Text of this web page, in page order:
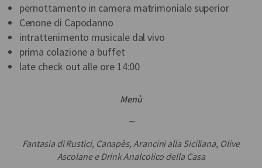
pernottamento in camera matrimoniale superior
Cenone di Capodanno
intrattenimento musicale dal vivo
prima colazione a buffet
late check out alle ore 14:00
Menù
∼
Fantasia di Rustici, Canapès, Arancini alla Siciliana, Olive
Ascolane e Drink Analcolico della Casa